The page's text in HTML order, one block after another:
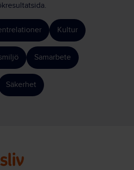
Kultur
Samarbete
Säkerhet